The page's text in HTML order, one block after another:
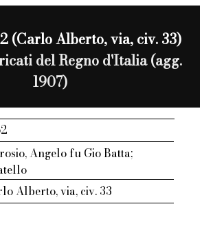
(Carlo Alberto, via, civ. 33)
del Regno d'Italia (agg.
1907)
Angelo fu Gio Batta;
Alberto, via, civ. 33